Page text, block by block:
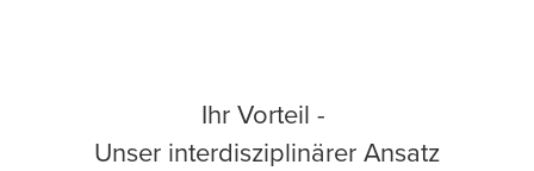
Ihr Vorteil -
Unser interdisziplinärer Ansatz